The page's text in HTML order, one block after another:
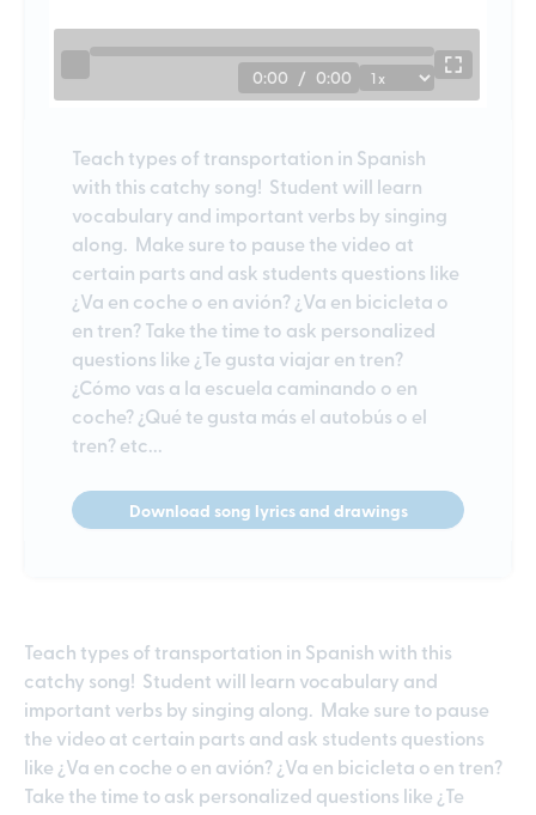
0:00 / 0:00
Teach types of transportation in Spanish
with this catchy song! Student will learn
vocabulary and important verbs by singing
along. Make sure to pause the video at
certain parts and ask students questions like
¿Va en coche o en avión? ¿Va en bicicleta o
en tren? Take the time to ask personalized
questions like ¿Te gusta viajar en tren?
¿Cómo vas a la escuela caminando o en
coche? ¿Qué te gusta más el autobús o el
tren? etc...
Download song lyrics and drawings
Teach types of transportation in Spanish with this
catchy song! Student will learn vocabulary and
important verbs by singing along. Make sure to pause
the video at certain parts and ask students questions
like ¿Va en coche o en avión? ¿Va en bicicleta o en tren?
Take the time to ask personalized questions like ¿Te